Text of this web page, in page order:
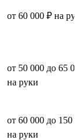
от 60 000 ₽ на
от 50 000 до 65
на руки
от 60 000 до 150
на руки